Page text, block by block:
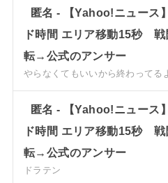
匿名-
【Yahoo!ニュース
ド時間 エリア移動15秒
転→公式のアンサー
やらなくてもいいから終わってる
匿名-
【Yahoo!ニュース
ド時間 エリア移動15秒
転→公式のアンサー
ドラテン